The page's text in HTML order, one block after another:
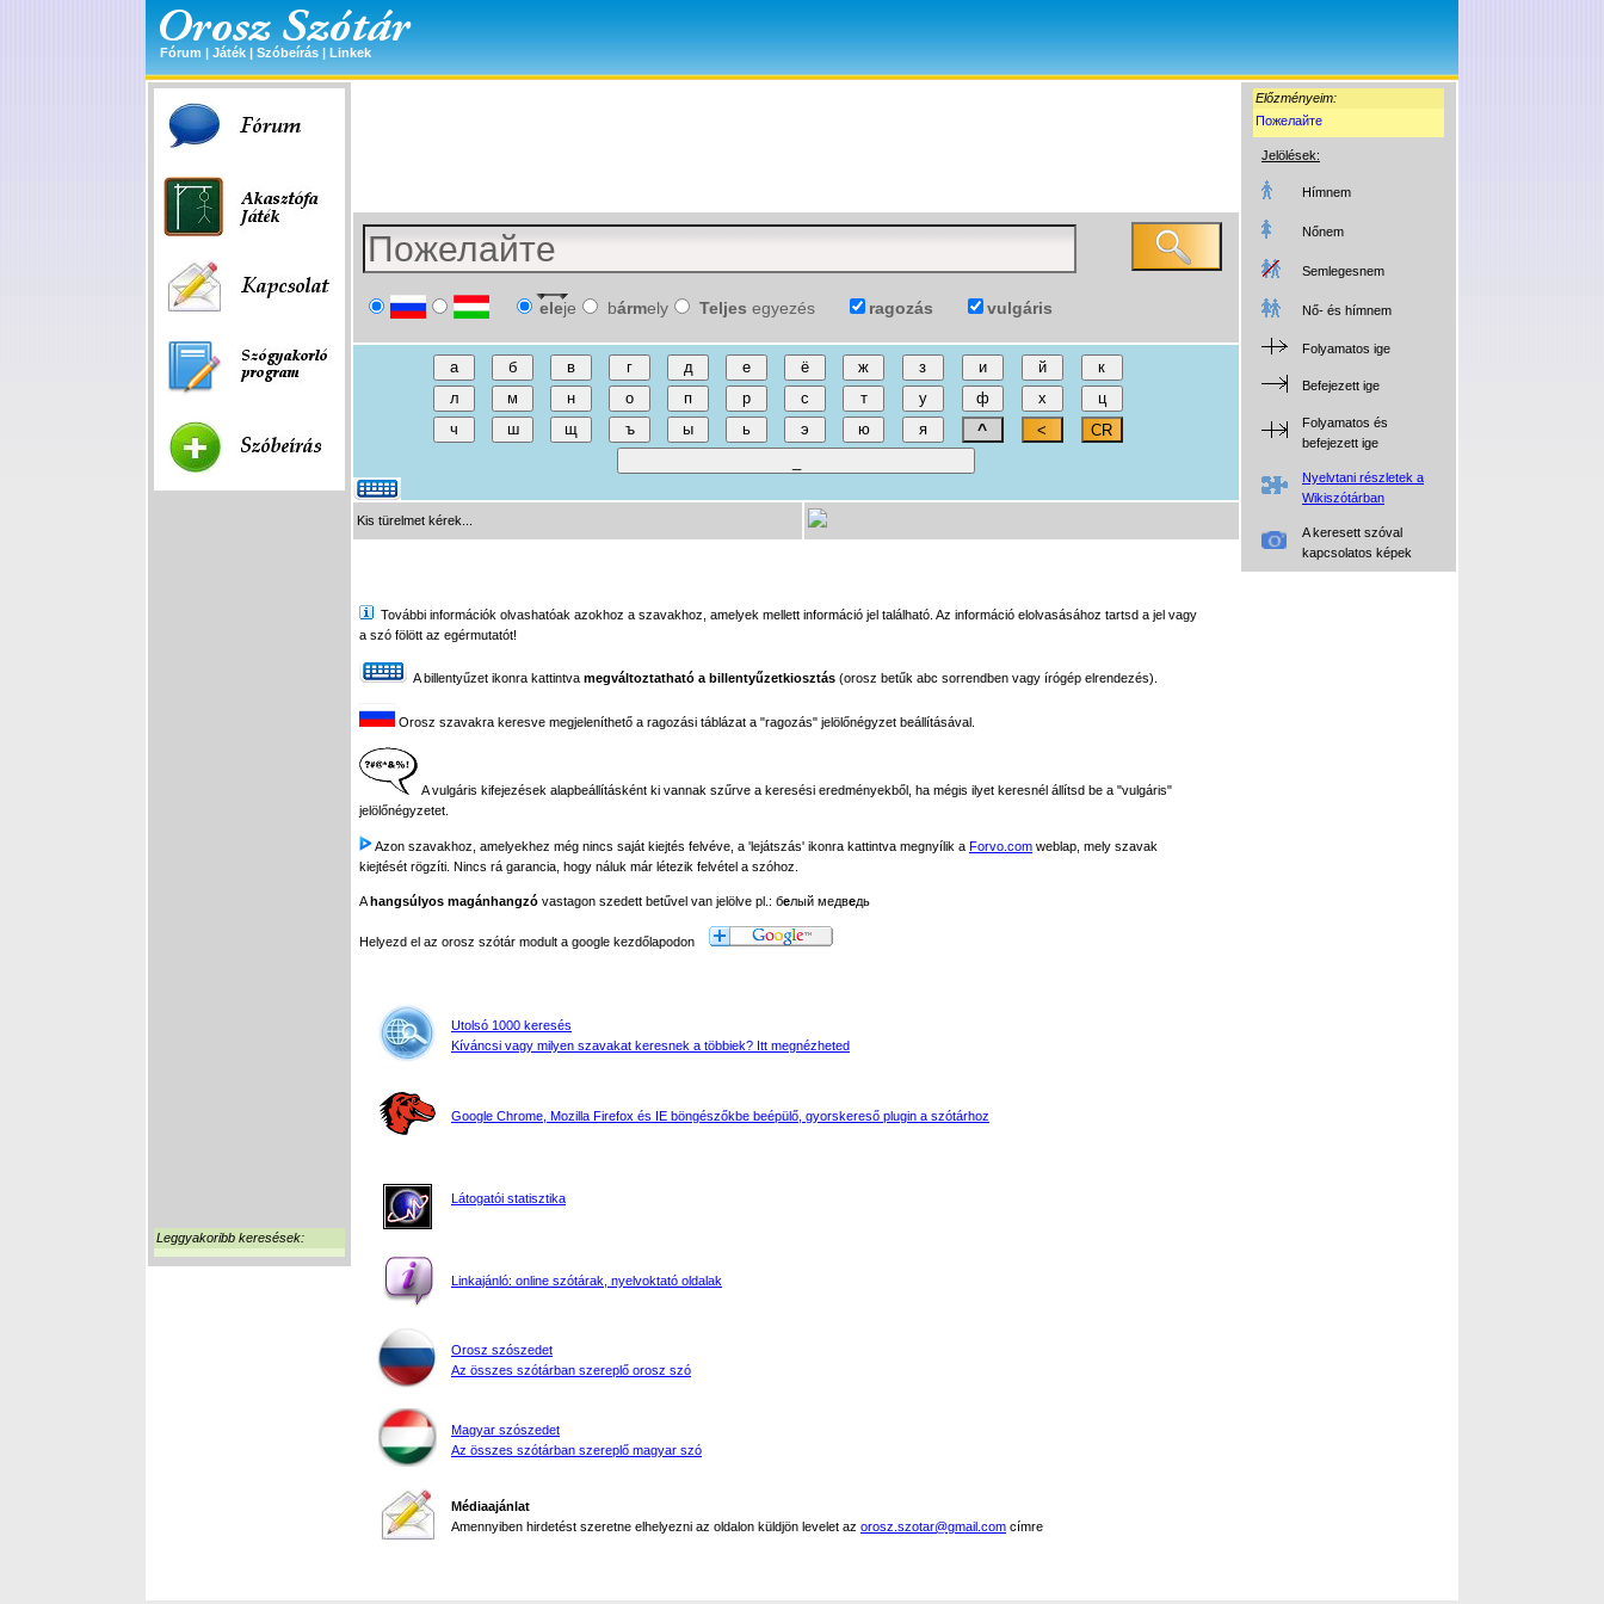
Fórum | Játék | Szóbeírás | Linkek
Előzményeim:
Пожелайте
Jelölések:
Hímnem
Nőnem
Semlegesnem
Nő- és hímnem
Folyamatos ige
Befejezett ige
Folyamatos és
befejezett ige
Nyelvtani részletek a
Wikiszótárban
A keresett szóval
kapcsolatos képek
Leggyakoribb keresések:
eleje bármely Teljes egyezés ragozás vulgáris
Kis türelmet kérek...
További információk olvashatóak azokhoz a szavakhoz, amelyek mellett információ jel található. Az információ elolvasásához tartsd a jel vagy
a szó fölött az egérmutatót!
A billentyűzet ikonra kattintva megváltoztatható a billentyűzetkiosztás (orosz betűk abc sorrendben vagy írógép elrendezés).
Orosz szavakra keresve megjeleníthető a ragozási táblázat a "ragozás" jelölőnégyzet beállításával.
A vulgáris kifejezések alapbeállításként ki vannak szűrve a keresési eredményekből, ha mégis ilyet keresnél állítsd be a "vulgáris"
jelölőnégyzetet.
Azon szavakhoz, amelyekhez még nincs saját kiejtés felvéve, a 'lejátszás' ikonra kattintva megnyílik a Forvo.com weblap, mely szavak
kiejtését rögzíti. Nincs rá garancia, hogy náluk már létezik felvétel a szóhoz.
Ahangsúlyos magánhangzó vastagon szedett betűvel van jelölve pl.: белый медведь
Helyezd el az orosz szótár modult a google kezdőlapodon
Utolsó 1000 keresés
Kíváncsi vagy milyen szavakat keresnek a többiek? Itt megnézheted
Google Chrome, Mozilla Firefox és IE böngészőkbe beépülő, gyorskereső plugin a szótárhoz
Látogatói statisztika
Linkajánló: online szótárak, nyelvoktató oldalak
Orosz szószedet
Az összes szótárban szereplő orosz szó
Magyar szószedet
Az összes szótárban szereplő magyar szó
Médiaajánlat
Amennyiben hirdetést szeretne elhelyezni az oldalon küldjön levelet az orosz.szotar@gmail.com címre